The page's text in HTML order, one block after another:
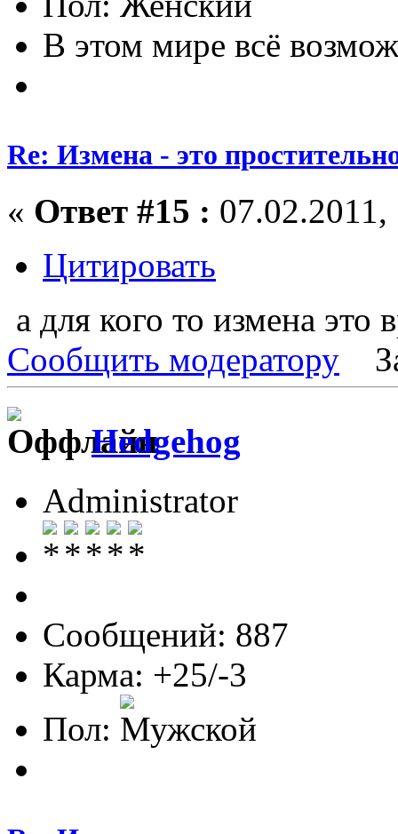
В этом мире всё
Re: Измена - это
« Ответ #15 :
Цитировать
а для кого то измена это
Сообщить модератору
Hedgehog
Administrator
Сообщений: 887
Карма: +25/-3
Пол: